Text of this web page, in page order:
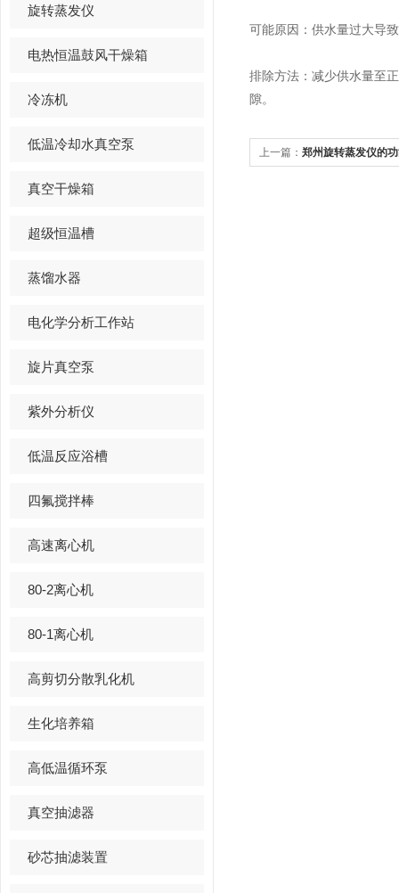
旋转蒸发仪
电热恒温鼓风干燥箱
冷冻机
低温冷却水真空泵
真空干燥箱
超级恒温槽
蒸馏水器
电化学分析工作站
旋片真空泵
紫外分析仪
低温反应浴槽
四氟搅拌棒
高速离心机
80-2离心机
80-1离心机
高剪切分散乳化机
生化培养箱
高低温循环泵
真空抽滤器
砂芯抽滤装置
可能原因：供水量过大
排除方法：减少供水量至
隙。
上一篇： 郑州旋转蒸发仪的